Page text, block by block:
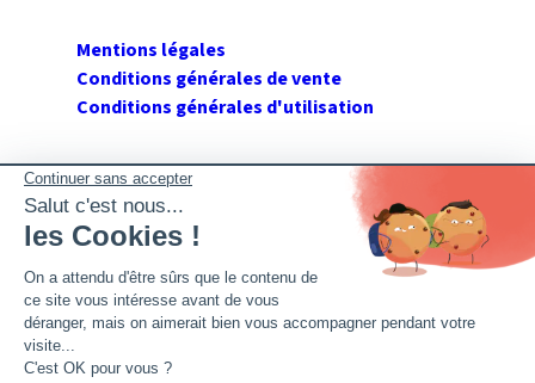
Mentions légales
Conditions générales de vente
Conditions générales d'utilisation
SUIVEZ GERANT DE SARL
Twitter
Facebook